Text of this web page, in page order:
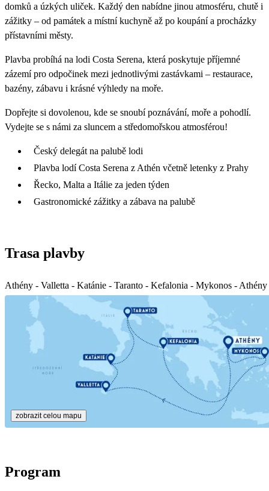
domků a úzkých uliček. Každý den nabídne jinou atmosféru, chutě i
zážitky – od památek a místní kuchyně až po koupání a procházky
přístavními městy.
Plavba probíhá na lodi Costa Serena, která poskytuje příjemné
zázemí pro odpočinek mezi jednotlivými zastávkami – restaurace,
bazény, zábavu i krásné výhledy na moře.
Dopřejte si dovolenou, kde se snoubí poznávání, moře a pohodlí.
Vydejte se s námi za sluncem a středomořskou atmosférou!
Český delegát na palubě lodi
Plavba lodí Costa Serena z Athén včetně letenky z Prahy
Řecko, Malta a Itálie za jeden týden
Gastronomické zážitky a zábava na palubě
Trasa plavby
Athény - Valletta - Katánie - Taranto - Kefalonia - Mykonos - Athény
zobrazit celou mapu
Program